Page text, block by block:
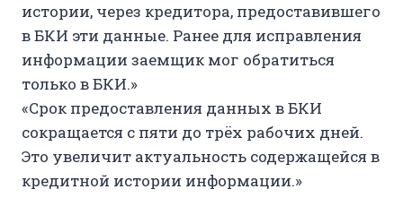
истории, через кредитора, предоставившего
в БКИ эти данные. Ранее для исправления
информации заемщик мог обратиться
только в БКИ.»
«Срок предоставления данных в БКИ
сокращается с пяти до трёх рабочих дней.
Это увеличит актуальность содержащейся в
кредитной истории информации.»